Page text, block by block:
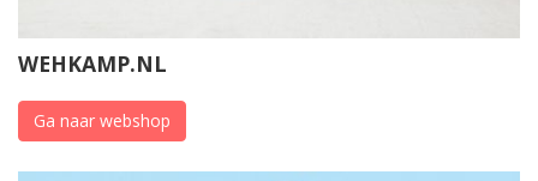
WEHKAMP.NL
Ga naar webshop